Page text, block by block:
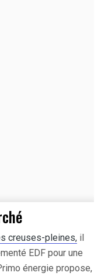
creuses-pleines, il
EDF pour une
énergie propose,